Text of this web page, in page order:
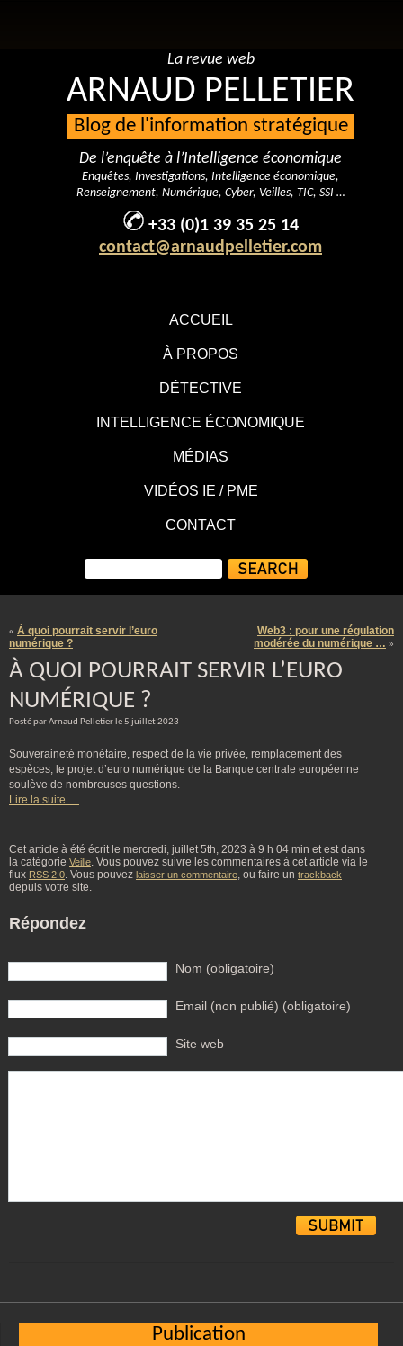
ACCUEIL
À PROPOS
DÉTECTIVE
INTELLIGENCE ÉCONOMIQUE
MÉDIAS
VIDÉOS IE / PME
CONTACT
La revue web
ARNAUD PELLETIER
Blog de l'information stratégique
De l’enquête à l’Intelligence économique
Enquêtes, Investigations, Intelligence économique,
Renseignement, Numérique, Cyber, Veilles, TIC, SSI …
+33 (0)1 39 35 25 14
contact@arnaudpelletier.com
« À quoi pourrait servir l’euro
numérique ?
Web3 : pour une régulation
modérée du numérique … »
À QUOI POURRAIT SERVIR L’EURO
NUMÉRIQUE ?
Posté par Arnaud Pelletier le 5 juillet 2023
Souveraineté monétaire, respect de la vie privée, remplacement des
espèces, le projet d’euro numérique de la Banque centrale européenne
soulève de nombreuses questions.
Lire la suite …
Cet article à été écrit le mercredi, juillet 5th, 2023 à 9 h 04 min et est dans
la catégorie Veille. Vous pouvez suivre les commentaires à cet article via le
flux RSS 2.0. Vous pouvez laisser un commentaire, ou faire un trackback
depuis votre site.
Répondez
Nom (obligatoire)
Email (non publié) (obligatoire)
Site web
Publication